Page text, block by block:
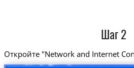
Шаг 2
Откройте "Network and Internet